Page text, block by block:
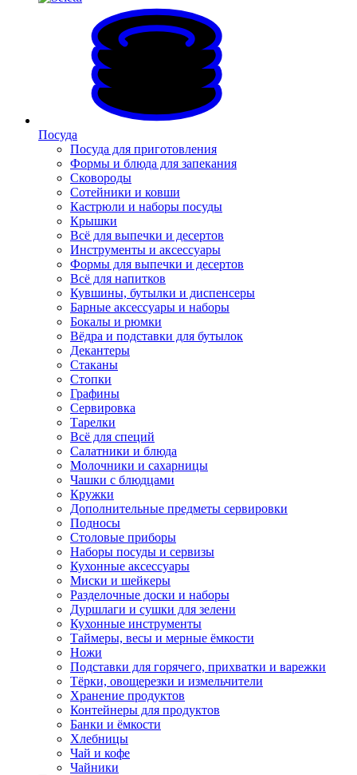
Посуда
Посуда для приготовления
Формы и блюда для запекания
Сковороды
Сотейники и ковши
Кастрюли и наборы посуды
Крышки
Всё для выпечки и десертов
Инструменты и аксессуары
Формы для выпечки и десертов
Всё для напитков
Кувшины, бутылки и диспенсеры
Барные аксессуары и наборы
Бокалы и рюмки
Вёдра и подставки для бутылок
Декантеры
Стаканы
Стопки
Графины
Сервировка
Тарелки
Всё для специй
Салатники и блюда
Молочники и сахарницы
Чашки с блюдцами
Кружки
Дополнительные предметы сервировки
Подносы
Столовые приборы
Наборы посуды и сервизы
Кухонные аксессуары
Миски и шейкеры
Разделочные доски и наборы
Дуршлаги и сушки для зелени
Кухонные инструменты
Таймеры, весы и мерные ёмкости
Ножи
Подставки для горячего, прихватки и варежки
Тёрки, овощерезки и измельчители
Хранение продуктов
Контейнеры для продуктов
Банки и ёмкости
Хлебницы
Чай и кофе
Чайники